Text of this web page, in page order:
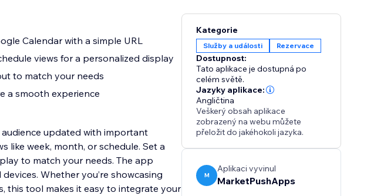
Calendar with a simple URL
views for a personalized display
to match your needs
a smooth experience
updated with important
like week, month, or schedule. Set a
to match your needs. The app
Whether you’re showcasing
this tool makes it easy to integrate your
Kategorie
Služby a události Rezervace
Dostupnost:
Tato aplikace je dostupná po
celém světě.
Jazyky aplikace:
Angličtina
Veškerý obsah aplikace
zobrazený na webu můžete
přeložit do jakéhokoli jazyka.
M
Aplikaci vyvinul
MarketPushApps